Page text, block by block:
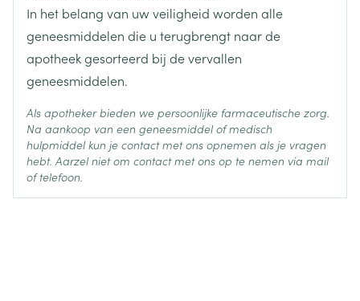
Behoud Kamertemperatuur (15°C - 25°C)
In het belang van uw veiligheid worden alle
geneesmiddelen die u terugbrengt naar de
apotheek gesorteerd bij de vervallen
geneesmiddelen.
Als apotheker bieden we persoonlijke farmaceutische zorg.
Na aankoop van een geneesmiddel of medisch
hulpmiddel kun je contact met ons opnemen als je vragen
hebt. Aarzel niet om contact met ons op te nemen via mail
of telefoon.